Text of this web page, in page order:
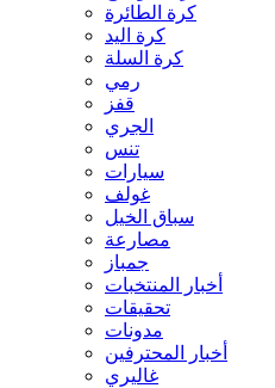
كرة الطائرة
كرة اليد
كرة السلة
رمي
قفز
الجري
تنس
سيارات
غولف
سباق الخيل
مصارعة
جمباز
أخبار المنتخبات
تحقيقات
مدونات
أخبار المحترفين
غاليري